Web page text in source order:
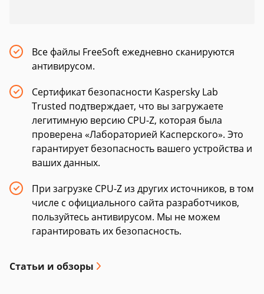
Все файлы FreeSoft ежедневно сканируются
антивирусом.
Сертификат безопасности Kaspersky Lab
Trusted подтверждает, что вы загружаете
легитимную версию CPU-Z, которая была
проверена «Лабораторией Касперского». Это
гарантирует безопасность вашего устройства и
ваших данных.
При загрузке CPU-Z из других источников, в том
числе с официального сайта разработчиков,
пользуйтесь антивирусом. Мы не можем
гарантировать их безопасность.
Статьи и обзоры